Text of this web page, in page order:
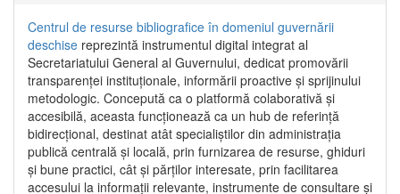
Centrul de resurse bibliografice în domeniul guvernării
deschise reprezintă instrumentul digital integrat al
Secretariatului General al Guvernului, dedicat promovării
transparenței instituționale, informării proactive și sprijinului
metodologic. Concepută ca o platformă colaborativă și
accesibilă, aceasta funcționează ca un hub de referință
bidirecțional, destinat atât specialiștilor din administrația
publică centrală și locală, prin furnizarea de resurse, ghiduri
și bune practici, cât și părților interesate, prin facilitarea
accesului la informații relevante, instrumente de consultare și